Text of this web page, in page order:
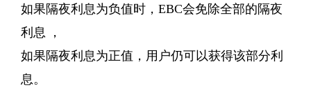
如果隔夜利息为负值时，EBC会免除全部的隔夜
利息 ，
如果隔夜利息为正值，用户仍可以获得该部分利
息。